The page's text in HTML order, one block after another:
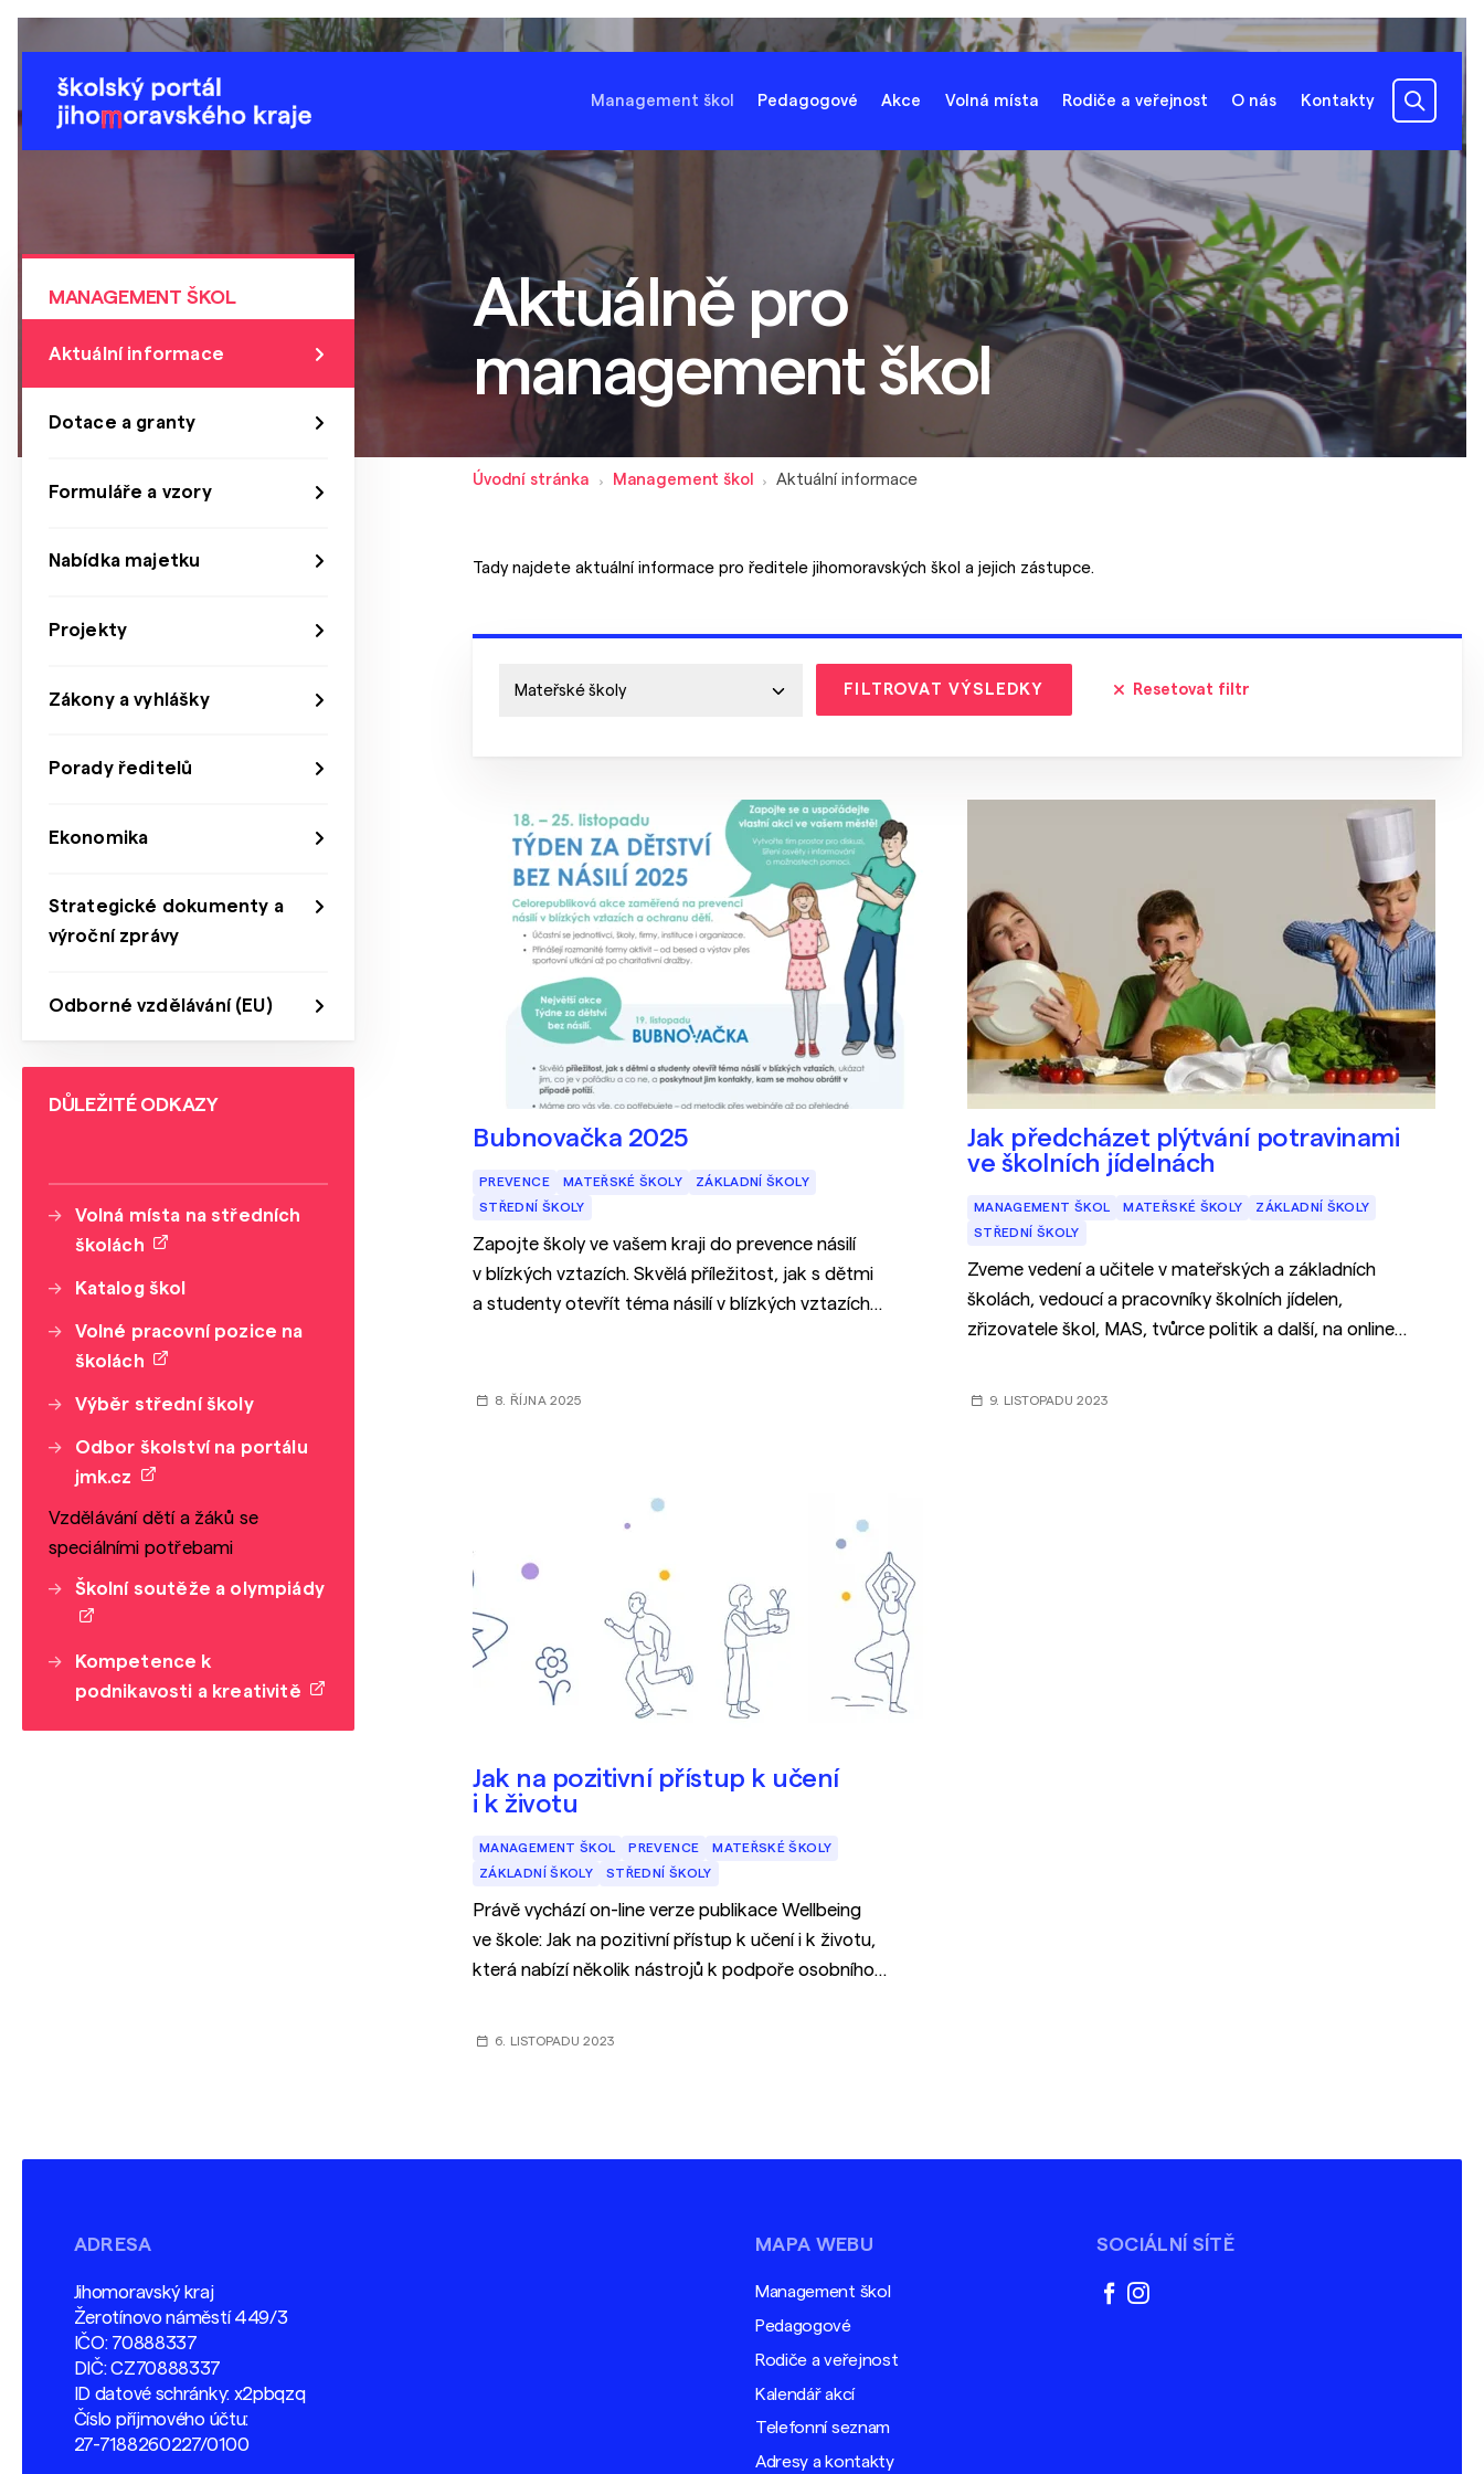
Management škol Pedagogové Akce Volná místa Rodiče a veřejnost O nás Kontakty
Aktuálně pro
management škol
Úvodní stránka Management škol Aktuální informace
Tady najdete aktuální informace pro ředitele jihomoravských škol a jejich zástupce.
FILTROVAT VÝSLEDKY Resetovat filtr
Bubnovačka 2025
PREVENCE MATEŘSKÉ ŠKOLY
ZÁKLADNÍ ŠKOLY
STŘEDNÍ ŠKOLY
Zapojte školy ve vašem kraji do prevence násilí
v blízkých vztazích. Skvělá příležitost, jak s dětmi
a studenty otevřít téma násilí v blízkých vztazích
8. ŘÍJNA 2025
Jak předcházet plýtvání potravinami
ve školních jídelnách
MANAGEMENT ŠKOL MATEŘSKÉ ŠKOLY
ZÁKLADNÍ ŠKOLY
STŘEDNÍ ŠKOLY
Zveme vedení a učitele v mateřských a základních
školách, vedoucí a pracovníky školních jídelen,
zřizovatele škol, MAS, tvůrce politik a další, na online
9. LISTOPADU 2023
Jak na pozitivní přístup k učení
i k životu
MANAGEMENT ŠKOL PREVENCE
MATEŘSKÉ ŠKOLY
ZÁKLADNÍ ŠKOLY
STŘEDNÍ ŠKOLY
Právě vychází on-line verze publikace Wellbeing
ve škole: Jak na pozitivní přístup k učení i k životu,
která nabízí několik nástrojů k podpoře osobního
6. LISTOPADU 2023
MANAGEMENT ŠKOL
Aktuální informace
Dotace a granty
Formuláře a vzory
Nabídka majetku
Projekty
Zákony a vyhlášky
Porady ředitelů
Ekonomika
Strategické dokumenty a
výroční zprávy
Odborné vzdělávání (EU)
DŮLEŽITÉ ODKAZY
Volná místa na středních
školách
Katalog škol
Volné pracovní pozice na
školách
Výběr střední školy
Odbor školství na portálu
jmk.cz
Vzdělávání dětí a žáků se
speciálními potřebami
Školní soutěže a olympiády
Kompetence k
podnikavosti a kreativitě
ADRESA
Jihomoravský kraj
Žerotínovo náměstí 449/3
IČO: 70888337
DIČ: CZ70888337
ID datové schránky: x2pbqzq
Číslo příjmového účtu:
27-7188260227/0100
MAPA WEBU
Management škol
Pedagogové
Rodiče a veřejnost
Kalendář akcí
Telefonní seznam
Adresy a kontakty
SOCIÁLNÍ SÍTĚ
facebook
instagram